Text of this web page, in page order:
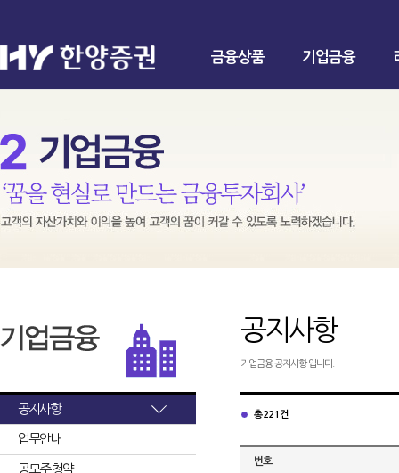
금융상품 기업금융
공지사항
업무안내
공모주 청약
공지사항
기업금융 공지사항 입니다.
총 221건
번호